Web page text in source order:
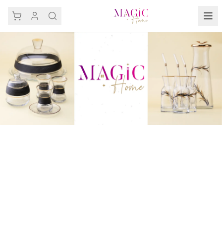
اكتشف المنتجات المميزة لدينا